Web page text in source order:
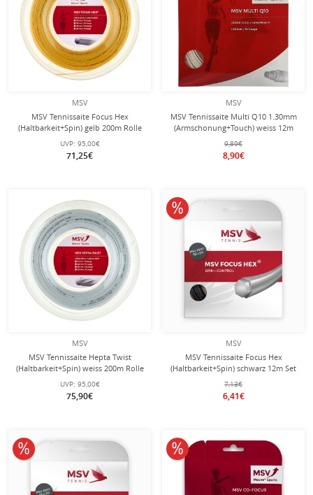
MSV
MSV Tennissaite Focus Hex
(Haltbarkeit+Spin) gelb 200m Rolle
UVP: 95,00€
71,25€
MSV
MSV Tennissaite Multi Q10 1.30mm
(Armschonung+Touch) weiss 12m
Set
9,89€
8,90€
MSV
MSV Tennissaite Hepta Twist
(Haltbarkeit+Spin) weiss 200m Rolle
UVP: 95,00€
75,90€
MSV
MSV Tennissaite Focus Hex
(Haltbarkeit+Spin) schwarz 12m Set
7,13€
6,41€
10% reduziert
10% reduziert 10% reduziert